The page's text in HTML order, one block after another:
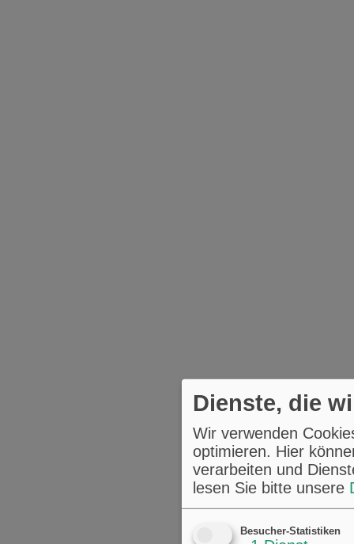
Dienste, die
Wir verwenden
optimieren. Hier
verarbeiten und
lesen Sie bitte unsere
Besucher-Statistiken